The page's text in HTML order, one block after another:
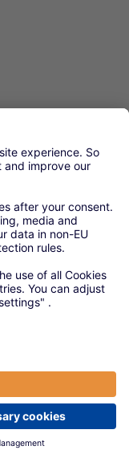
Holzland-
|Datenschutz|